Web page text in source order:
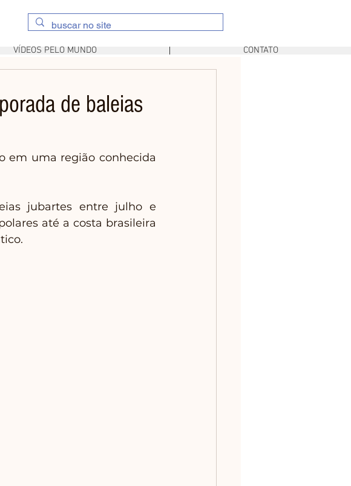
VÍDEOS PELO MUNDO CONTATO
de baleias
em uma região conhecida
jubartes entre julho e
até a costa brasileira